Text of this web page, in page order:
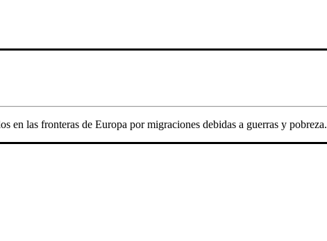
en las fronteras de Europa por migraciones debidas a guerras y pobreza.